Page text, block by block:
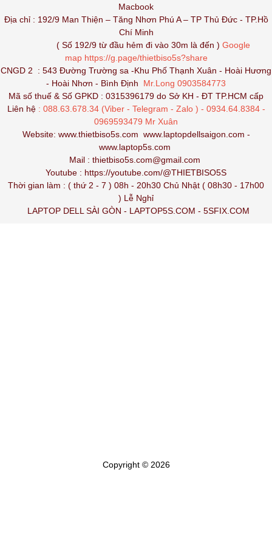
Macbook
Địa chỉ : 192/9 Man Thiện – Tăng Nhơn Phú A – TP Thủ Đức - TP.Hồ
Chí Minh
( Số 192/9 từ đầu hẻm đi vào 30m là đến ) Google
map https://g.page/thietbiso5s?share
CNGD 2 : 543 Đường Trường sa -Khu Phố Thạnh Xuân - Hoài Hương
- Hoài Nhơn - Bình Định
Mr.Long 0903584773
Mã số thuế & Số GPKD : 0315396179 do Sở KH - ĐT TP.HCM cấp
Liên hệ : 088.63.678.34 (Viber - Telegram - Zalo ) - 0934.64.8384 -
0969593479 Mr Xuân
Website: www.thietbiso5s.com www.laptopdellsaigon.com -
www.laptop5s.com
Mail : thietbiso5s.com@gmail.com
Youtube : https://youtube.com/@THIETBISO5S
Thời gian làm : ( thứ 2 - 7 ) 08h - 20h30 Chủ Nhật ( 08h30 - 17h00
) Lễ Nghỉ
LAPTOP DELL SÀI GÒN - LAPTOP5S.COM - 5SFIX.COM
Copyright © 2026